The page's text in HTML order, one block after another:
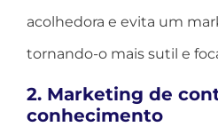
acolhedora e evita um
tornando-o mais sutil e
2. Marketing de
conhecimento